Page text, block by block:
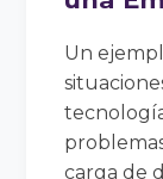
Un
carga de